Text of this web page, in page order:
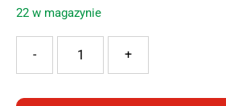
22 w magazynie
+
-